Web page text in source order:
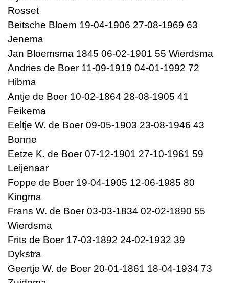
Rosset
Beitsche Bloem 19-04-1906 27-08-1969 63
Jenema
Jan Bloemsma 1845 06-02-1901 55 Wierdsma
Andries de Boer 11-09-1919 04-01-1992 72
Hibma
Antje de Boer 10-02-1864 28-08-1905 41
Feikema
Eeltje W. de Boer 09-05-1903 23-08-1946 43
Bonne
Eetze K. de Boer 07-12-1901 27-10-1961 59
Leijenaar
Foppe de Boer 19-04-1905 12-06-1985 80
Kingma
Frans W. de Boer 03-03-1834 02-02-1890 55
Wierdsma
Frits de Boer 17-03-1892 24-02-1932 39
Dykstra
Geertje W. de Boer 20-01-1861 18-04-1934 73